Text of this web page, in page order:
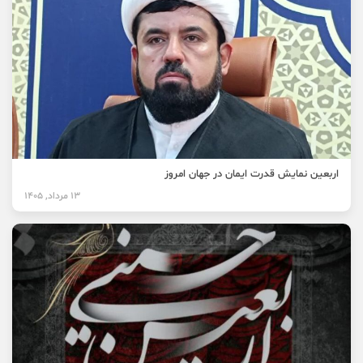
اربعین نمایش قدرت ایمان در جهان امروز
13 مرداد, 1405